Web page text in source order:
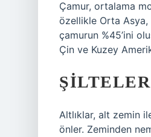
Çamur, ortalama
özellikle Orta Asya,
çamurun %45’ini
Çin ve Kuzey
Altlıklar, alt zemin
önler. Zeminden